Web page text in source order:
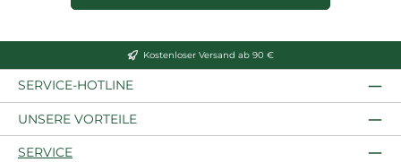
Kostenloser Versand ab 90 €
SERVICE-HOTLINE
UNSERE VORTEILE
SERVICE